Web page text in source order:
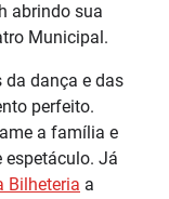
abrindo sua
Municipal.
da dança e das
perfeito.
a família e
espetáculo. Já
Bilheteria a